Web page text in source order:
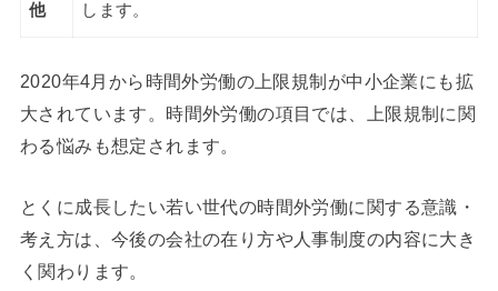
他
します。
2020年4月から時間外労働の上限規制が中小企業にも拡
大されています。時間外労働の項目では、上限規制に関
わる悩みも想定されます。
とくに成長したい若い世代の時間外労働に関する意識・
考え方は、今後の会社の在り方や人事制度の内容に大き
く関わります。